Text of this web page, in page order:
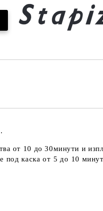
от 10 до 30минути и
под каска от 5 до 10